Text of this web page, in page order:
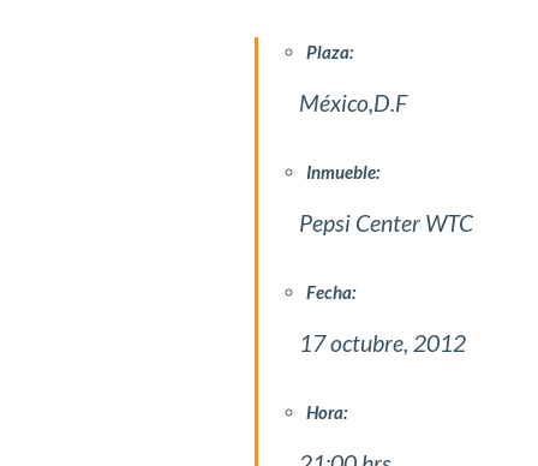
Plaza:
México,D.F
Inmueble:
Pepsi Center WTC
Fecha:
17 octubre, 2012
Hora: